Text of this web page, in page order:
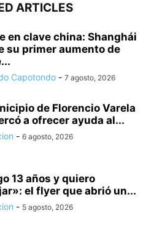
ARTICLES
en clave china: Shanghái
su primer aumento de
Capotondo - 7 agosto, 2026
de Florencio Varela
a ofrecer ayuda al...
- 6 agosto, 2026
13 años y quiero
el flyer que abrió un...
- 5 agosto, 2026